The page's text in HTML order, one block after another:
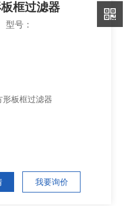
框过滤器
型号：
我要询价